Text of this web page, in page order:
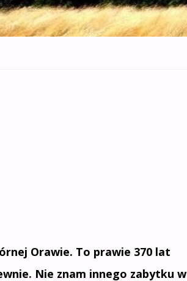
Orawie. To prawie 370 lat
Nie znam innego zabytku w